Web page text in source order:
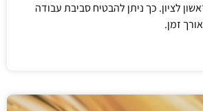
לציון. כך ניתן להבטיח סביבת עבודה
זמן.